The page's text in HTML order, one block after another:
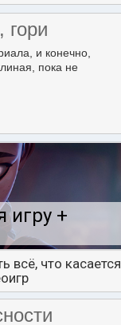
гори
и конечно,
пока не
игру +
всё, что касается